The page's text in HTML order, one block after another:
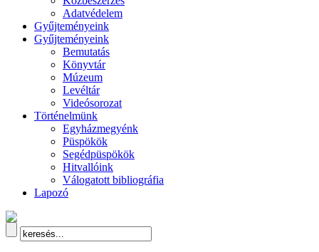
Adatvédelem
Gyűjteményeink
Gyűjteményeink
Bemutatás
Könyvtár
Múzeum
Levéltár
Videósorozat
Történelmünk
Egyházmegyénk
Püspökök
Segédpüspökök
Hitvallóink
Válogatott bibliográfia
Lapozó